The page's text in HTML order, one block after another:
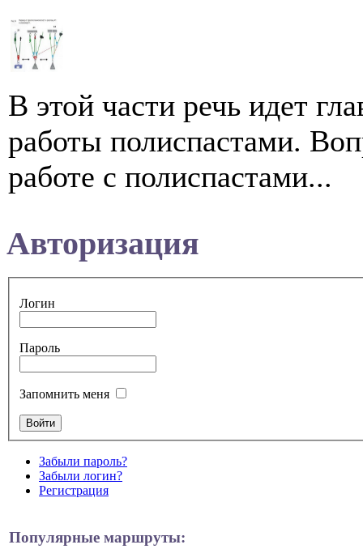
В этой части речь идет
работы полиспастами.
работе с полиспастами...
Авторизация
Логин
Пароль
Запомнить меня
Забыли пароль?
Забыли логин?
Регистрация
Популярные маршруты: